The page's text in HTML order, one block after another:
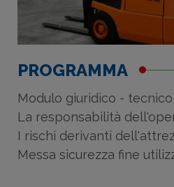
PROGRAMMA
Modulo giuridico - tecnico
La responsabilità
I rischi derivanti
Messa sicurezza fine